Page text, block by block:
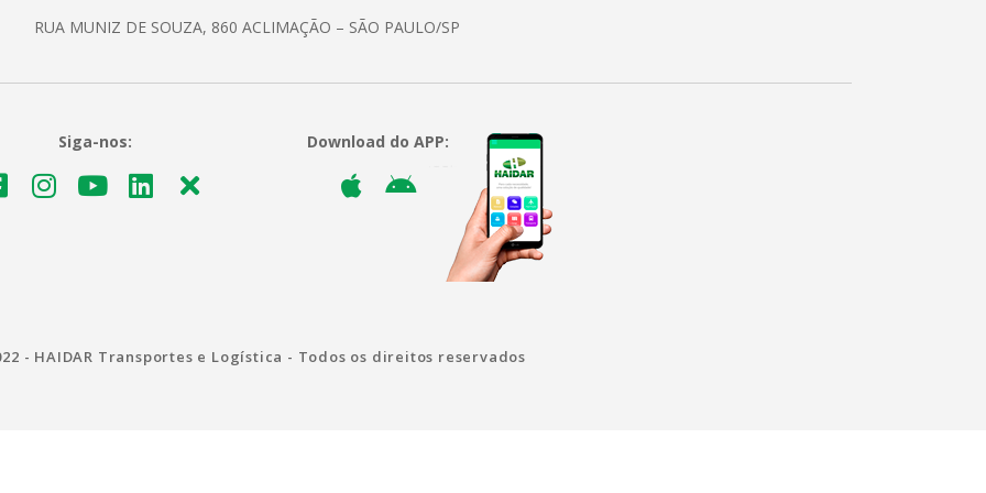
RUA MUNIZ DE SOUZA, 860 ACLIMAÇÃO – SÃO PAULO/SP
Siga-nos: Download do APP:
- HAIDAR Transportes e Logística - Todos os direitos reservados